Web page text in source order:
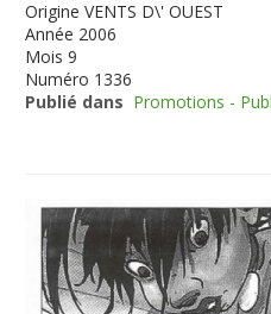
Origine VENTS D\' OUEST
Année 2006
Mois 9
Numéro 1336
Publié dans Promotions -